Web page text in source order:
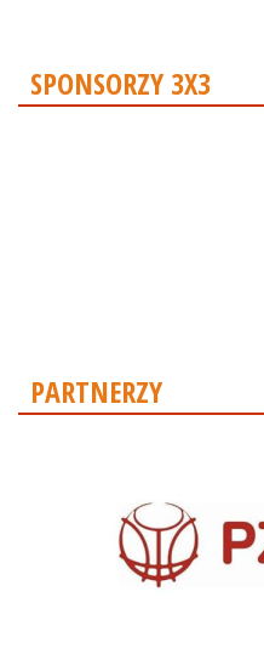
SPONSORZY 3X3
PARTNERZY